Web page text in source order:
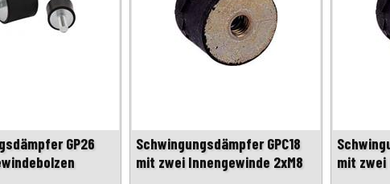
GP26
Schwingungsdämpfer GPC18
mit zwei Innengewinde 2xM8
mit zwei